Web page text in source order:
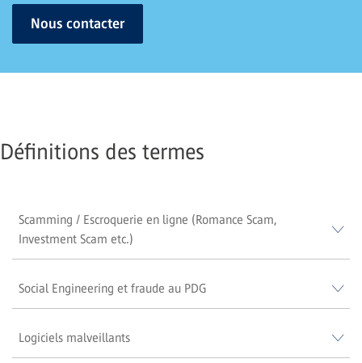
Nous contacter
Définitions des termes
Scamming / Escroquerie en ligne (Romance Scam,
Investment Scam etc.)
Social Engineering et fraude au PDG
Logiciels malveillants